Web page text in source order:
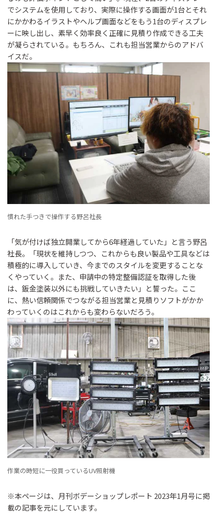
でシステムを使用しており、実際に操作する画面が1台とそれ
にかかわるイラストやヘルプ画面などをもう1台のディスプレ
ーに映し出し、素早く効率良く正確に見積り作成できる工夫
が凝らされている。もちろん、これも担当営業からのアドバ
イスだ。
慣れた手つきで操作する野呂社長
「気が付けば独立開業してから6年経過していた」と言う野呂
社長。「現状を維持しつつ、これからも良い製品や工具などは
積極的に導入していき、今までのスタイルを変更することな
くやっていく。また、申請中の特定整備認証を取得した後
は、鈑金塗装以外にも挑戦していきたい」と誓った。ここ
に、熱い信頼関係でつながる担当営業と見積りソフトがかか
わっていくのはこれからも変わらないだろう。
作業の時短に一役買っているUV照射機
※本ページは、月刊ボデーショップレポート 2023年1月号に掲
載の記事を元にしています。